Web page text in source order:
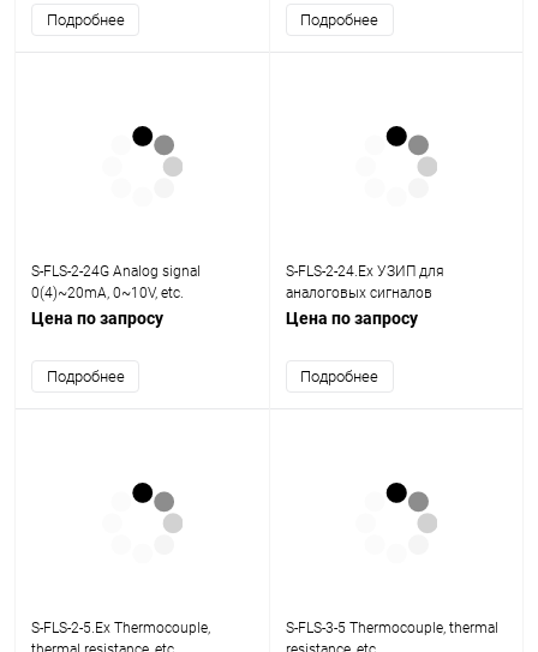
Подробнее Подробнее
S-FLS-2-24G Analog signal
0(4)~20mA, 0~10V, etc.
Цена по запросу
Подробнее
S-FLS-2-24.Ex УЗИП для
аналоговых сигналов
0(4)~20mA, 0~10V
Цена по запросу
Подробнее
S-FLS-2-5.Ex Thermocouple,
S-FLS-3-5 Thermocouple, thermal